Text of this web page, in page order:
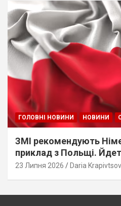
ГОЛОВНІ НОВИНИ НОВИНИ
ЗМІ рекомендують
приклад з Польщі.
до українців
23 Липня 2026 Daria